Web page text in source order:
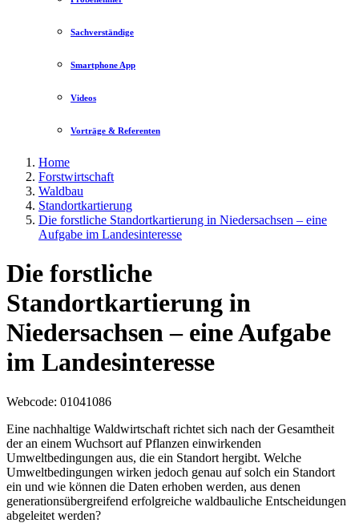
Sachverständige
Smartphone App
Videos
Vorträge & Referenten
Home
Forstwirtschaft
Waldbau
Standortkartierung
Die forstliche Standortkartierung in Niedersachsen – eine
Aufgabe im Landesinteresse
Die forstliche
Standortkartierung in
Niedersachsen – eine Aufgabe
im Landesinteresse
Webcode: 01041086
Eine nachhaltige Waldwirtschaft richtet sich nach der Gesamtheit
der an einem Wuchsort auf Pflanzen einwirkenden
Umweltbedingungen aus, die ein Standort hergibt. Welche
Umweltbedingungen wirken jedoch genau auf solch ein Standort
ein und wie können die Daten erhoben werden, aus denen
generationsübergreifend erfolgreiche waldbauliche Entscheidungen
abgeleitet werden?